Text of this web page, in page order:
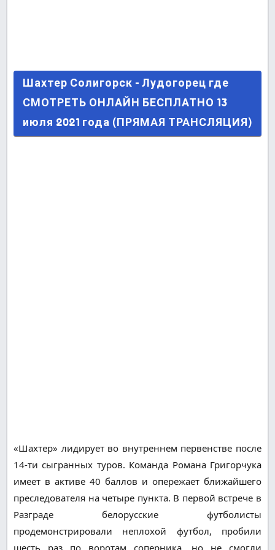
Шахтер Солигорск - Лудогорец где СМОТРЕТЬ
ОНЛАЙН БЕСПЛАТНО 13 июля 2021 года
(ПРЯМАЯ ТРАНСЛЯЦИЯ)
Последние сообщения
Шахтер Солигорск - Лудогорец где
СМОТРЕТЬ ОНЛАЙН БЕСПЛАТНО 13
июля 2021 года (ПРЯМАЯ ТРАНСЛЯЦИЯ)
«Шахтер» лидирует во внутреннем первенстве после
14-ти сыгранных туров. Команда Романа Григорчука
имеет в активе 40 баллов и опережает ближайшего
преследователя на четыре пункта. В первой встрече в
Разграде белорусские футболисты
продемонстрировали неплохой футбол, пробили
шесть раз по воротам соперника, но не смогли